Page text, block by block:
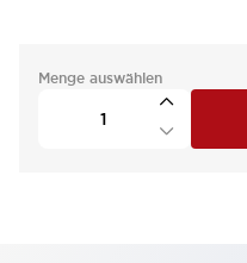
Menge auswählen